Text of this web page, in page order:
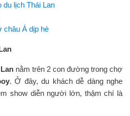
du lịch Thái Lan
châu Á dịp hè
nằm trên 2 con đường trong chợ
. Ở đây, du khách dễ dàng nghe
show diễn người lớn, thậm chí là